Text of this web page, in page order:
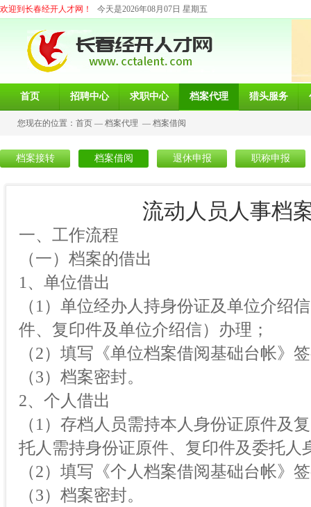
欢迎到长春经开人才网！ 今天是2026年08月07日 星期五
首页 招聘中心 求职中心 档案代理 猎头服务
您现在的位置： 首页 — 档案代理 — 档案借阅
档案接转 档案借阅 退休申报 职称申报
流动人员人事档
一、工作流程
（一）档案的借出
1、单位借出
（1）单位经办人持身份证及单位介绍
件、复印件及单位介绍信）办理；
（2）填写《单位档案借阅基础台帐》
（3）档案密封。
2、个人借出
（1）存档人员需持本人身份证原件及
托人需持身份证原件、复印件及委托人
（2）填写《个人档案借阅基础台帐》
（3）档案密封。